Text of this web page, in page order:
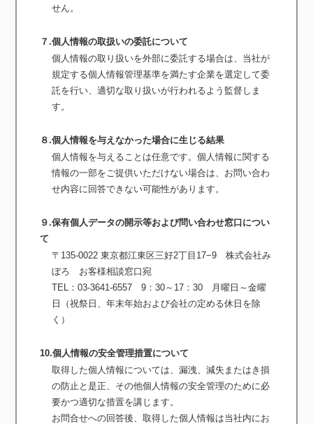
せん。
７.個人情報の取扱いの委託について
個人情報の取り扱いを外部に委託する場合は、当社が
規定する個人情報管理基準を満たす企業を選定して委
託を行い、適切な取り扱いが行われるよう監督しま
す。
８.個人情報を与えなかった場合に生じる結果
個人情報を与えることは任意です。個人情報に関する
情報の一部をご提供いただけない場合は、お問い合わ
せ内容に回答できない可能性があります。
９.保有個人データの開示等および問い合わせ窓口につい
て
〒135-0022 東京都江東区三好2丁目17−9 株式会社み
ぼろ お客様相談窓口宛
TEL：03-3641-6557 9：30～17：30 月曜日～金曜
日（祝祭日、年末年始および会社の定める休日を除
く）
10.個人情報の安全管理措置について
取得した個人情報については、漏洩、減失またはき損
の防止と是正、その他個人情報の安全管理のために必
要かつ適切な措置を講じます。
お問合せへの回答後、取得した個人情報は当社内にお